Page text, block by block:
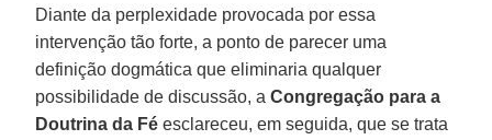
Diante da perplexidade provocada por essa
intervenção tão forte, a ponto de parecer uma
definição dogmática que eliminaria qualquer
possibilidade de discussão, aCongregação para a
Doutrina da Fé esclareceu, em seguida, que se trata